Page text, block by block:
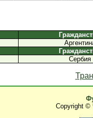
Сербия
Copyright ©